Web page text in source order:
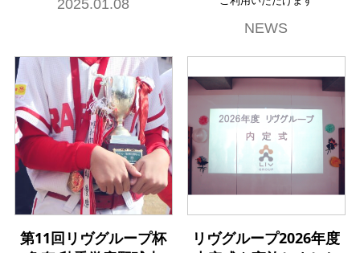
2025.01.08
NEWS
第11回リヴグループ杯
リヴグループ2026年度